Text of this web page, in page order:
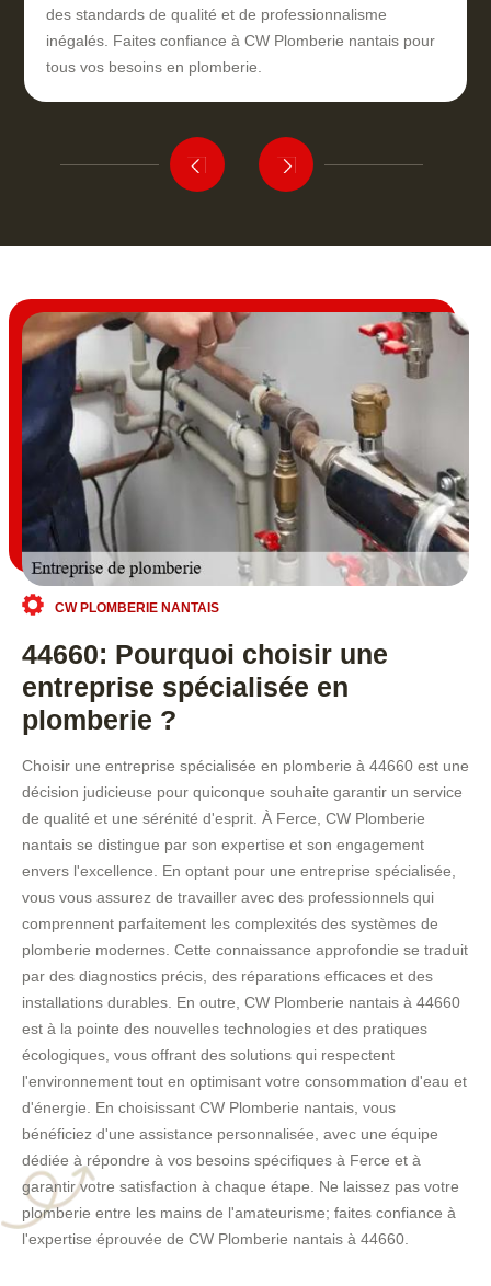
des standards de qualité et de professionnalisme
inégalés. Faites confiance à CW Plomberie nantais pour
tous vos besoins en plomberie.
CW PLOMBERIE NANTAIS
44660: Pourquoi choisir une
entreprise spécialisée en
plomberie ?
Choisir une entreprise spécialisée en plomberie à 44660 est une
décision judicieuse pour quiconque souhaite garantir un service
de qualité et une sérénité d'esprit. À Ferce, CW Plomberie
nantais se distingue par son expertise et son engagement
envers l'excellence. En optant pour une entreprise spécialisée,
vous vous assurez de travailler avec des professionnels qui
comprennent parfaitement les complexités des systèmes de
plomberie modernes. Cette connaissance approfondie se traduit
par des diagnostics précis, des réparations efficaces et des
installations durables. En outre, CW Plomberie nantais à 44660
est à la pointe des nouvelles technologies et des pratiques
écologiques, vous offrant des solutions qui respectent
l'environnement tout en optimisant votre consommation d'eau et
d'énergie. En choisissant CW Plomberie nantais, vous
bénéficiez d'une assistance personnalisée, avec une équipe
dédiée à répondre à vos besoins spécifiques à Ferce et à
garantir votre satisfaction à chaque étape. Ne laissez pas votre
plomberie entre les mains de l'amateurisme; faites confiance à
l'expertise éprouvée de CW Plomberie nantais à 44660.